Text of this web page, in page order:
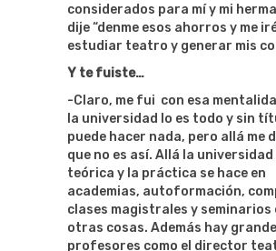
considerados para mí y mi
dije “denme esos ahorros y me
estudiar teatro y generar mis
Y te fuiste…
-Claro, me fui con esa
la universidad lo es todo y sin
puede hacer nada, pero allá me
que no es así. Allá la universidad
teórica y la práctica se hace en
academias, autoformación,
clases magistrales y seminarios
otras cosas. Además hay
profesores como el director